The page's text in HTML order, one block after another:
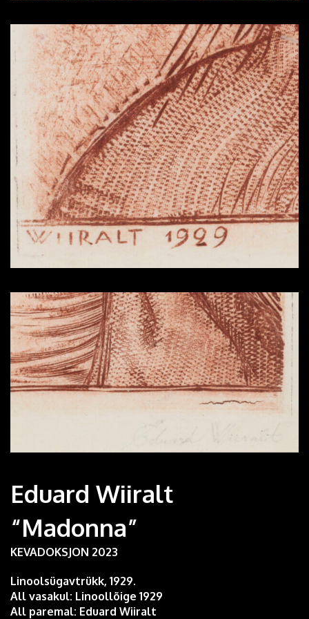
Eduard Wiiralt
“Madonna”
KEVADOKSJON 2023
Linoolsügavtrükk, 1929.
All vasakul: Linoollõige 1929
All paremal: Eduard Wiiralt